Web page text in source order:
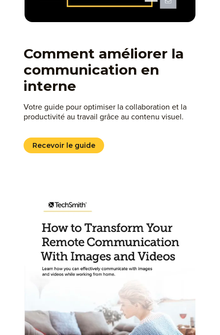
Comment améliorer la
communication en
interne
Votre guide pour optimiser la collaboration et la
productivité au travail grâce au contenu visuel.
Recevoir le guide